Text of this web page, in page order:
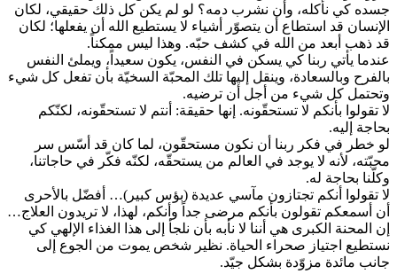
جسده كي نأكله، وأن نشرب دمه؟ لو لم يكن كل ذلك حقيقي، لكان
الإنسان قد استطاع أن يتصوّر أشياء لا يستطيع الله أن يفعلها؛ لكان
قد ذهب أبعد من الله في كشف حبّه. وهذا ليس ممكناً.
عندما يأتي ربنا كي يسكن في النفس، يكون سعيداً، ويملئ النفس
بالفرح وبالسعادة، وينقل إليها تلك المحبّة السخيّة بأن تفعل كل شيء
وتحتمل كل شيء من أجل أن ترضيه.
لا تقولوا بأنكم لا تستحقّونه. إنها حقيقة: أنتم لا تستحقّونه، لكنّكم
بحاجة إليه.
لو خطر في فكر ربنا أن نكون مستحقّون، لما كان قد أسّس سر
محبّته، لأنه لا يوجد في العالم من يستحقّه، لكنّه فكّر في حاجاتنا،
وكلّنا بحاجة له.
لا تقولوا أنكم تجتازون مآسي عديدة (بؤس كبير)… أفضّل بالأحرى
أن أسمعكم تقولون بأنكم مرضى جداً وأنكم، لهذا، لا تريدون العلاج…
إن المحنة الكبرى هي أننا لا نأبه بأن نلجأ إلى هذا الغذاء الإلهي كي
نستطيع اجتياز صحراء الحياة. نظير شخص يموت من الجوع إلى
جانب مائدة مزوّدة بشكل جيّد.